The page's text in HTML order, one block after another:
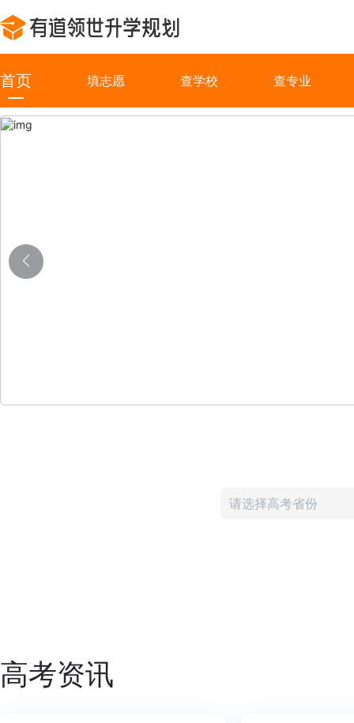
首页 填志愿 查学校 查专业
请选择高考省份
高考资讯